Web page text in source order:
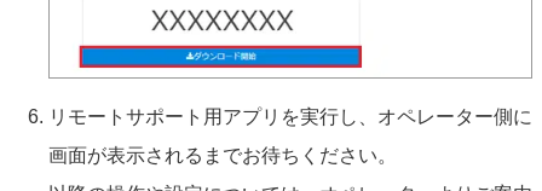
リモートサポート用アプリを実行し、オペレーター側に
画面が表示されるまでお待ちください。